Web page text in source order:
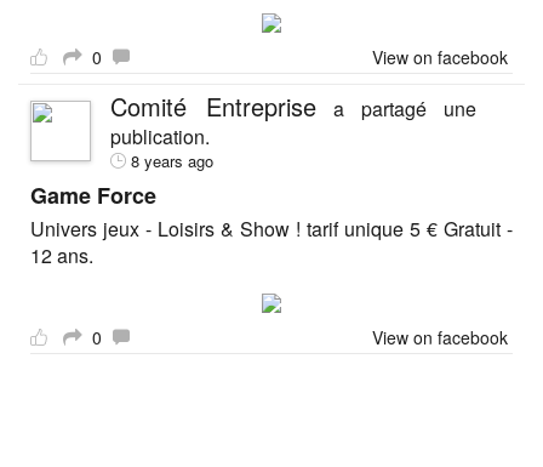
0 View on facebook
Comité Entreprise a partagé une
publication.
8 years ago
Game Force
Univers jeux - Loisirs & Show ! tarif unique 5 € Gratuit -
12 ans.
0 View on facebook